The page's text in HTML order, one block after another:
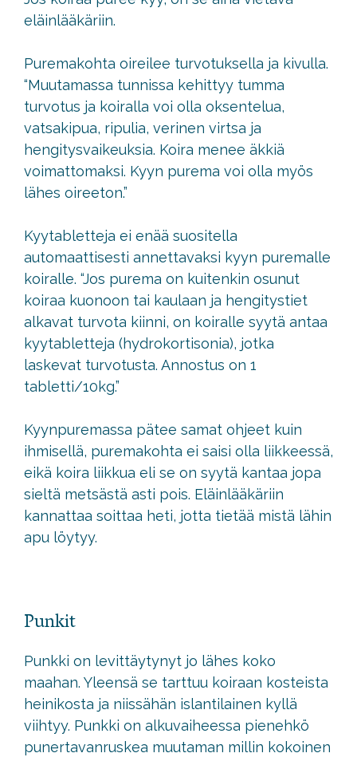
eläinlääkäriin.
Puremakohta oireilee turvotuksella ja kivulla.
“Muutamassa tunnissa kehittyy tumma
turvotus ja koiralla voi olla oksentelua,
vatsakipua, ripulia, verinen virtsa ja
hengitysvaikeuksia. Koira menee äkkiä
voimattomaksi. Kyyn purema voi olla myös
lähes oireeton.”
Kyytabletteja ei enää suositella
automaattisesti annettavaksi kyyn puremalle
koiralle. “Jos purema on kuitenkin osunut
koiraa kuonoon tai kaulaan ja hengitystiet
alkavat turvota kiinni, on koiralle syytä antaa
kyytabletteja (hydrokortisonia), jotka
laskevat turvotusta. Annostus on 1
tabletti/10kg.”
Kyynpuremassa pätee samat ohjeet kuin
ihmisellä, puremakohta ei saisi olla liikkeessä,
eikä koira liikkua eli se on syytä kantaa jopa
sieltä metsästä asti pois. Eläinlääkäriin
kannattaa soittaa heti, jotta tietää mistä lähin
apu löytyy.
Punkit
Punkki on levittäytynyt jo lähes koko
maahan. Yleensä se tarttuu koiraan kosteista
heinikosta ja niissähän islantilainen kyllä
viihtyy. Punkki on alkuvaiheessa pienehkö
punertavanruskea muutaman millin kokoinen